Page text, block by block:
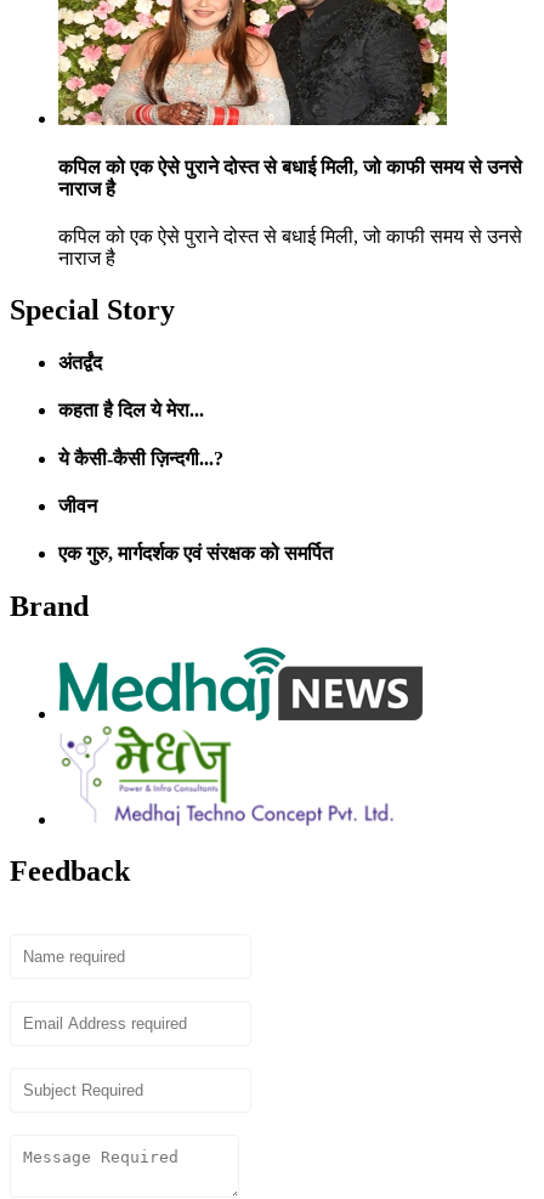
कपिल को एक ऐसे पुराने दोस्त से बधाई मिली, जो काफी समय से उनसे
नाराज है
कपिल को एक ऐसे पुराने दोस्त से बधाई मिली, जो काफी समय से उनसे
नाराज है
Special Story
अंतर्द्वंद
कहता है दिल ये मेरा...
ये कैसी-कैसी ज़िन्दगी...?
जीवन
एक गुरु, मार्गदर्शक एवं संरक्षक को समर्पित
Brand
Feedback